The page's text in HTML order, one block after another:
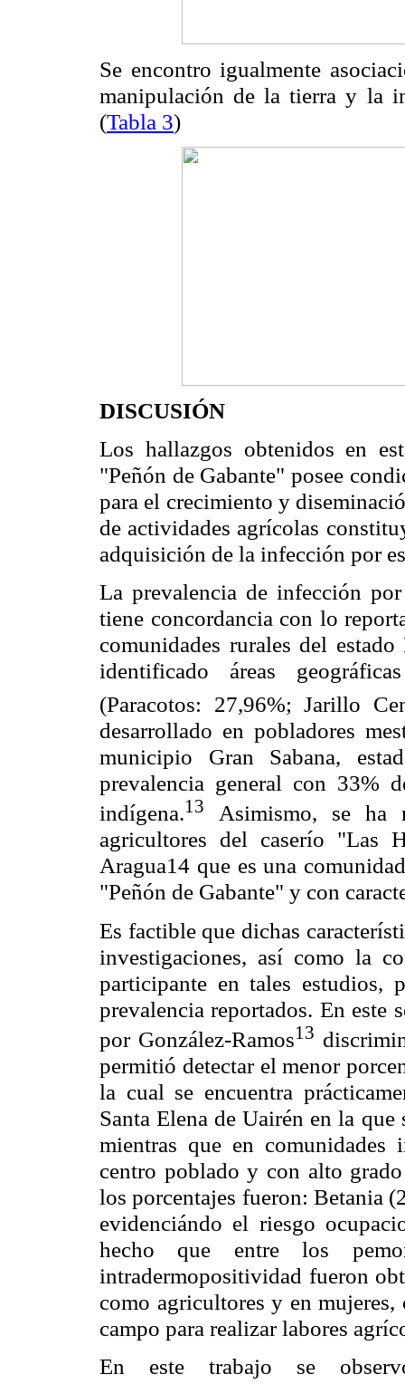
Se encontro igualmente
manipulación de la tierra y la
(Tabla 3)
DISCUSIÓN
Los hallazgos obtenidos en
"Peñón de Gabante" posee
para el crecimiento y
de actividades agrícolas
adquisición de la infección por
La prevalencia de infección
tiene concordancia con lo
comunidades rurales del
identificado áreas
(Paracotos: 27,96%; Jarillo
desarrollado en pobladores
municipio Gran Sabana,
prevalencia general con 33%
indígena.13
Asimismo, se ha
agricultores del caserío "Las
Aragua14 que es una
"Peñón de Gabante" y con
Es factible que dichas
investigaciones, así como la
participante en tales estudios,
prevalencia reportados. En este
por González-Ramos13
permitió detectar el menor
la cual se encuentra
Santa Elena de Uairén en la
mientras que en comunidades
centro poblado y con alto
los porcentajes fueron: Betania
evidenciándo el riesgo
hecho que entre los
intradermopositividad fueron
como agricultores y en
campo para realizar labores
En este trabajo se